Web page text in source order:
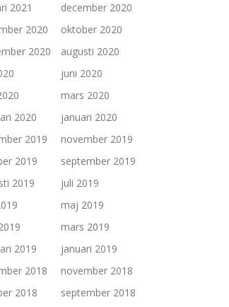
2021
december 2020
2020
oktober 2020
2020
augusti 2020
juni 2020
mars 2020
2020
januari 2020
2019
november 2019
2019
september 2019
2019
juli 2019
maj 2019
mars 2019
2019
januari 2019
2018
november 2018
2018
september 2018